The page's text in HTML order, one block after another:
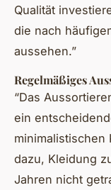
Qualität
die nach
aussehen.”
Regelmäßiges
“Das
ein
minimalistischen
dazu, Kleidung
Jahren nicht